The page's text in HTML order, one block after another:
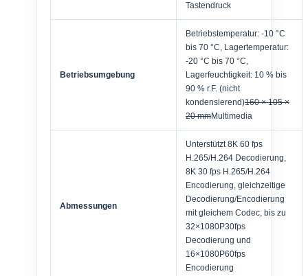
Tastendruck
Betriebsumgebung
Betriebstemperatur: -10 °C
bis 70 °C, Lagertemperatur:
-20 °C bis 70 °C,
Lagerfeuchtigkeit: 10 % bis
90 % r.F. (nicht
kondensierend)160 × 105 ×
20 mmMultimedia
Abmessungen
Unterstützt 8K 60 fps
H.265/H.264 Decodierung,
8K 30 fps H.265/H.264
Encodierung, gleichzeitige
Decodierung/Encodierung
mit gleichem Codec, bis zu
32×1080P30fps
Decodierung und
16×1080P60fps
Encodierung